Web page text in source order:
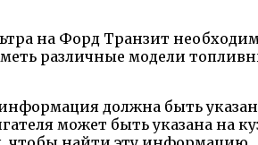
на Форд Транзит
различные модели
должна быть
может быть указана на